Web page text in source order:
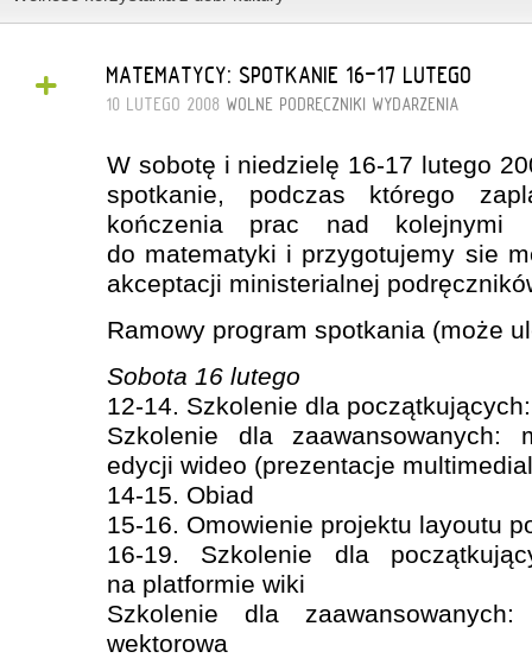
+ MATEMATYCY: SPOTKANIE 16-17 LUTEGO
10 LUTEGO 2008 WOLNE PODRĘCZNIKI WYDARZENIA
W sobotę i niedzielę 16-17 lutego
spotkanie, podczas którego
kończenia prac nad kolejnymi
do matematyki i przygotujemy sie
akceptacji ministerialnej
Ramowy program spotkania (może
Sobota 16 lutego
12-14. Szkolenie dla
Szkolenie dla zaawansowanych:
edycji wideo (prezentacje
14-15. Obiad
15-16. Omowienie projektu layoutu
16-19. Szkolenie dla
na platformie wiki
Szkolenie dla
wektorowa